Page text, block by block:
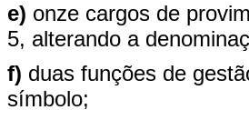
e) onze cargos de
5, alterando a
f) duas funções de
símbolo;